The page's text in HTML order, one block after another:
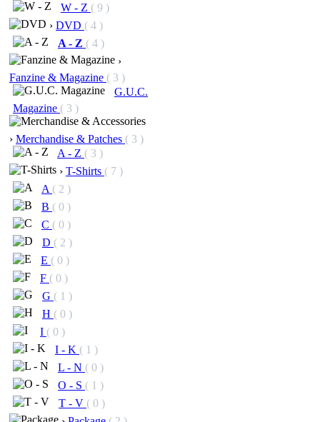
W - Z ( 9 )
› DVD ( 4 )
A - Z ( 4 )
›
Fanzine & Magazine ( 3 )
G.U.C.
Magazine ( 3 )
› Merchandise & Patches ( 3 )
A - Z ( 3 )
› T-Shirts ( 7 )
A ( 2 )
B ( 0 )
C ( 0 )
D ( 2 )
E ( 0 )
F ( 0 )
G ( 1 )
H ( 0 )
I ( 0 )
I - K ( 1 )
L - N ( 0 )
O - S ( 1 )
T - V ( 0 )